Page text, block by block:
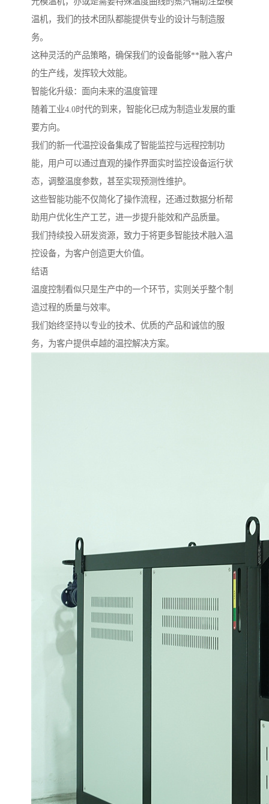
温机，我们的技术团队都能提供专业的设计与制造服
务。
这种灵活的产品策略，确保我们的设备能够**融入客户
的生产线，发挥较大效能。
智能化升级：面向未来的温度管理
随着工业4.0时代的到来，智能化已成为制造业发展的重
要方向。
我们的新一代温控设备集成了智能监控与远程控制功
能，用户可以通过直观的操作界面实时监控设备运行状
态，调整温度参数，甚至实现预测性维护。
这些智能功能不仅简化了操作流程，还通过数据分析帮
助用户优化生产工艺，进一步提升能效和产品质量。
我们持续投入研发资源，致力于将更多智能技术融入温
控设备，为客户创造更大价值。
结语
温度控制看似只是生产中的一个环节，实则关乎整个制
造过程的质量与效率。
我们始终坚持以专业的技术、优质的产品和诚信的服
务，为客户提供卓越的温控解决方案。